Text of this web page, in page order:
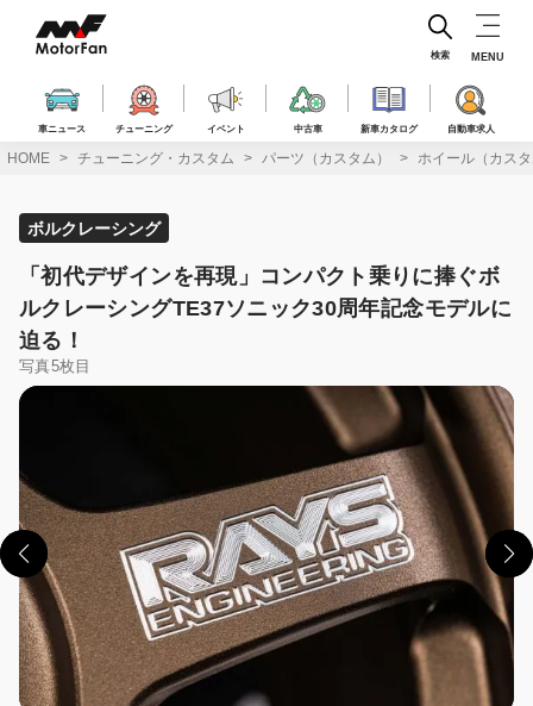
ス
車ニュース チューニング イベント 中古車 新車カタログ 自動車求人
検索 MENU
HOME チューニング・カスタム パーツ（カスタム） ホイール（カス
ボルクレーシング
「初代デザインを再現」コンパクト乗りに捧ぐボ
ルクレーシングTE37ソニック30周年記念モデルに
迫る！
写真5枚目